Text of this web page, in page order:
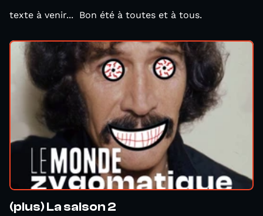
texte à venir... Bon été à toutes et à tous.
(plus) La saison 2